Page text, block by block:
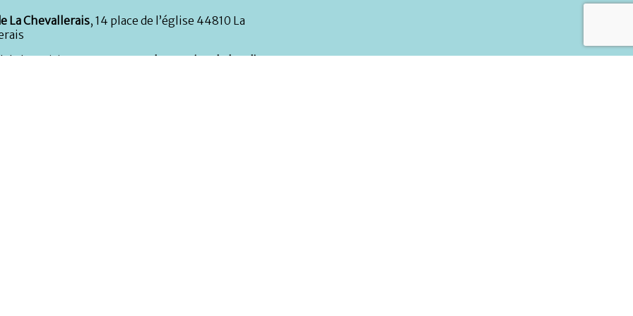
La Chevallerais, 14 place de l’église 44810 La
de la mairie estouvert tous les matins du lundi au